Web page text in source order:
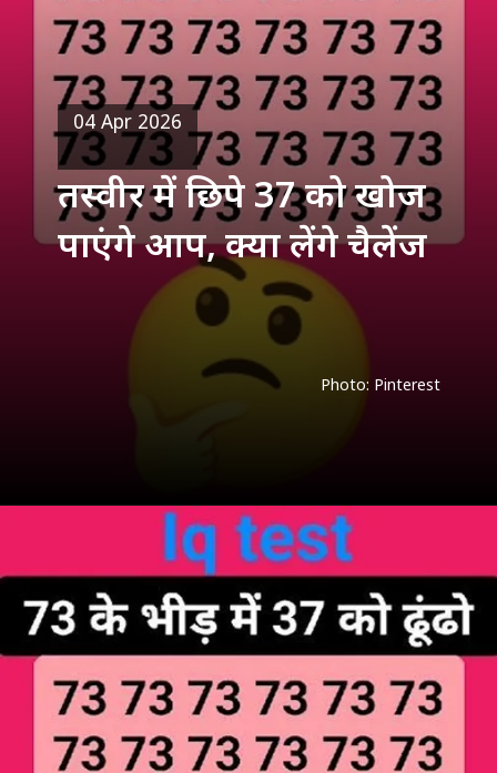
तस्वीर में छिपे 37 को खोज
पाएंगे आप, क्या लेंगे चैलेंज
Photo: Pinterest